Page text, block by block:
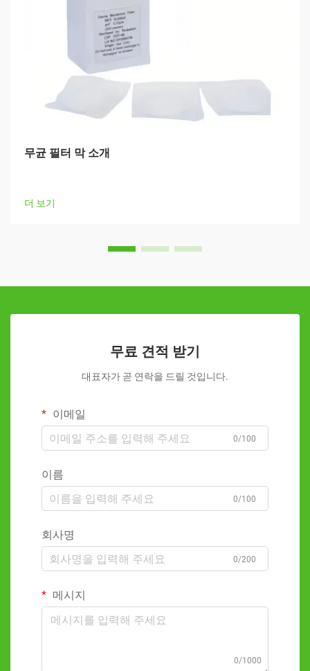
무균 필터 막 소개
더 보기
무료 견적 받기
대표자가 곧 연락을 드릴 것입니다.
이메일
0/100
이름
0/100
회사명
0/200
메시지
0/1000